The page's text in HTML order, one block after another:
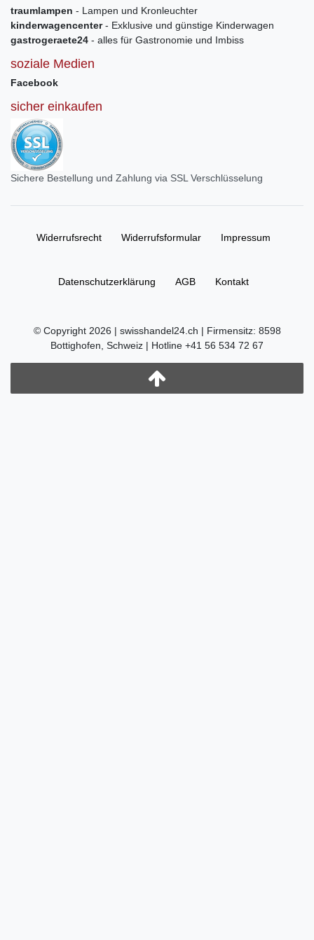
traumlampen - Lampen und Kronleuchter
kinderwagencenter- Exklusive und günstige Kinderwagen
gastrogeraete24 - alles für Gastronomie und Imbiss
soziale Medien
Facebook
sicher einkaufen
Sichere Bestellung und Zahlung via SSL Verschlüsselung
Widerrufs­recht Widerrufs­formular Impressum
Daten­schutz­erklärung AGB Kontakt
© Copyright 2026 | swisshandel24.ch | Firmensitz: 8598
Bottighofen, Schweiz | Hotline +41 56 534 72 67